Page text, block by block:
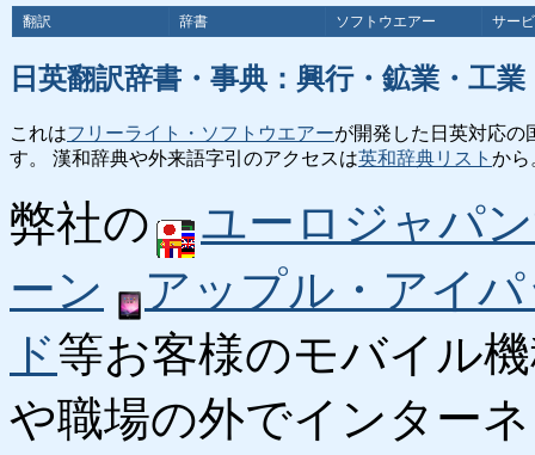
翻訳 辞書 ソフトウエアー サー
日英翻訳辞書・事典：興行・鉱業・工
これはフリーライト・ソフトウエアーが開発した日英対応の
す。 漢和辞典や外来語字引のアクセスは英和辞典リスト から
弊社の
ユーロジャパ
ーン
アップル・アイ
ド等お客様のモバイル
や職場の外でインター